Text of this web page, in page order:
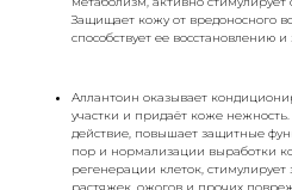
Защищает кожу от вредоносного
способствует ее восстановлению
Аллантоин оказывает
участки и придаёт коже
действие, повышает защитные
пор и нормализации выработки
регенерации клеток,